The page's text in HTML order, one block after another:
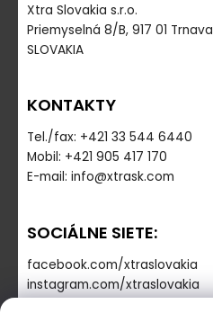
Xtra Slovakia s.r.o.
Priemyselná 8/B, 917 01 Trnava
SLOVAKIA
KONTAKTY
Tel./fax: +421 33 544 6440
Mobil: +421 905 417 170
E-mail: info@xtrask.com
SOCIÁLNE SIETE:
facebook.com/xtraslovakia
instagram.com/xtraslovakia